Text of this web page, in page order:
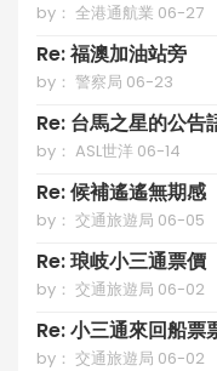
by： 全港通航業 06-27
Re: 福澳加油站旁
by： 警察局 06-23
Re: 台馬之星的公告
by： ASL世洋 06-14
Re: 候補遙遙無期感
by： 交通旅遊局 06-05
Re: 琅岐小三通票價
by： 交通旅遊局 06-02
Re: 小三通來回船票
by： 交通旅遊局 06-02